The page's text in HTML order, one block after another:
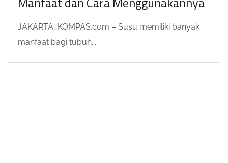
JAKARTA, KOMPAS.com – Susu memiliki banyak
manfaat bagi tubuh...